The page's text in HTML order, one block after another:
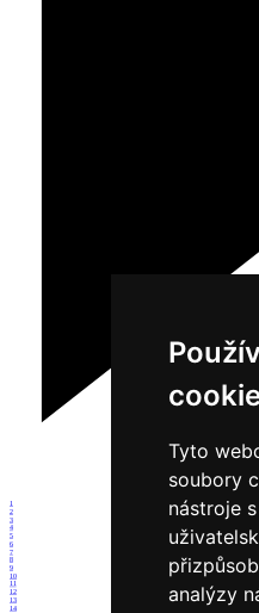
Tyto
soubory
nástroje
analýzy
1
2
3
4
5
6
7
8
9
10
11
12
13
14